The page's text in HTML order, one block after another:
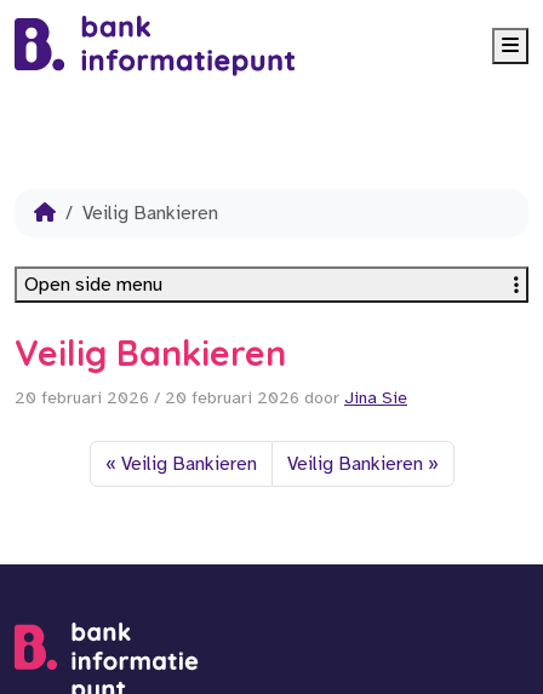
Veilig Bankieren
Veilig Bankieren
20 februari 2026 / 20 februari 2026 door Jina Sie
Veilig Bankieren Veilig Bankieren
Open side menu